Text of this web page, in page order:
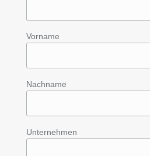
Vorname
Nachname
Unternehmen